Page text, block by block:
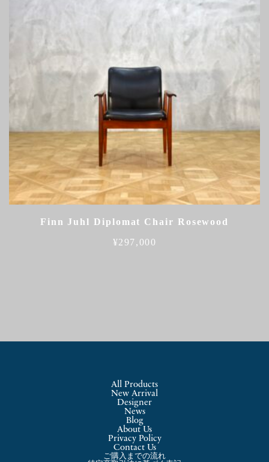
Finn Juhl Diplomat Chair Rosewood
¥297,000
All Products
New Arrival
Designer
News
Blog
About Us
Privacy Policy
Contact Us
ご購入までの流れ